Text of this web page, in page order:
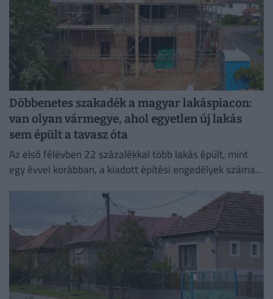
Döbbenetes szakadék a magyar lakáspiacon:
van olyan vármegye, ahol egyetlen új lakás
sem épült a tavasz óta
Az első félévben 22 százalékkal több lakás épült, mint
egy évvel korábban, a kiadott építési engedélyek száma